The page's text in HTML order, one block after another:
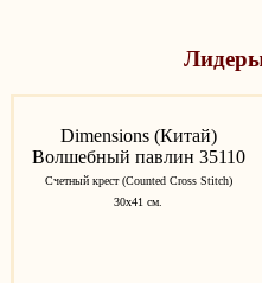
Dimensions (Китай)
Волшебный павлин 35110
Счетный крест (Counted Cross Stitch)
30x41 см.